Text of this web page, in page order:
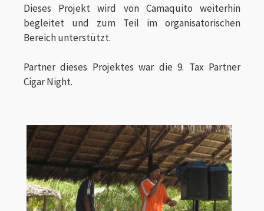
Dieses Projekt wird von Camaquito weiterhin
begleitet und zum Teil im organisatorischen
Bereich unterstützt.
Partner dieses Projektes war die 9. Tax Partner
Cigar Night.